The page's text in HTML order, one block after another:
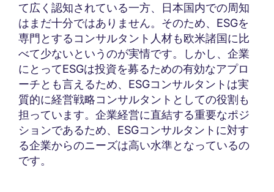
て広く認知されている一方、日本国内での周知
はまだ十分ではありません。そのため、ESGを
専門とするコンサルタント人材も欧米諸国に比
べて少ないというのが実情です。しかし、企業
にとってESGは投資を募るための有効なアプロ
ーチとも言えるため、ESGコンサルタントは実
質的に経営戦略コンサルタントとしての役割も
担っています。企業経営に直結する重要なポジ
ションであるため、ESGコンサルタントに対す
る企業からのニーズは高い水準となっているの
です。